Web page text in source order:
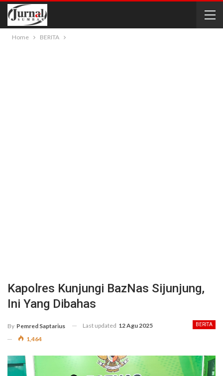
Home BERITA
Kapolres Kunjungi BazNas Sijunjung,
Ini Yang Dibahas
BERITA
By Pemred Saptarius Last updated 12 Agu 2025
1,464